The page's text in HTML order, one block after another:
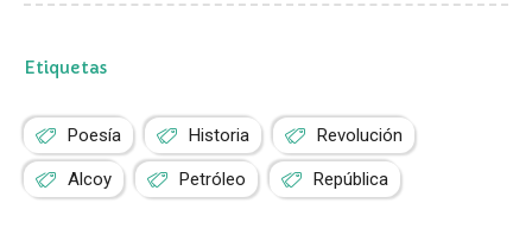
Etiquetas
Poesía Historia Revolución
Alcoy Petróleo República